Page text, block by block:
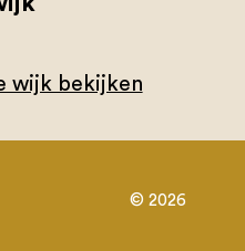
wijk bekijken
© 2026